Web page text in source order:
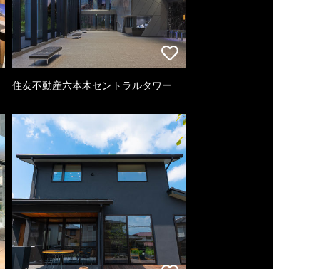
住友不動産六本木セントラルタワー